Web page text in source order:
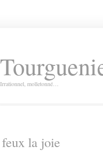
Irrationnel, molletonné…
feux la joie